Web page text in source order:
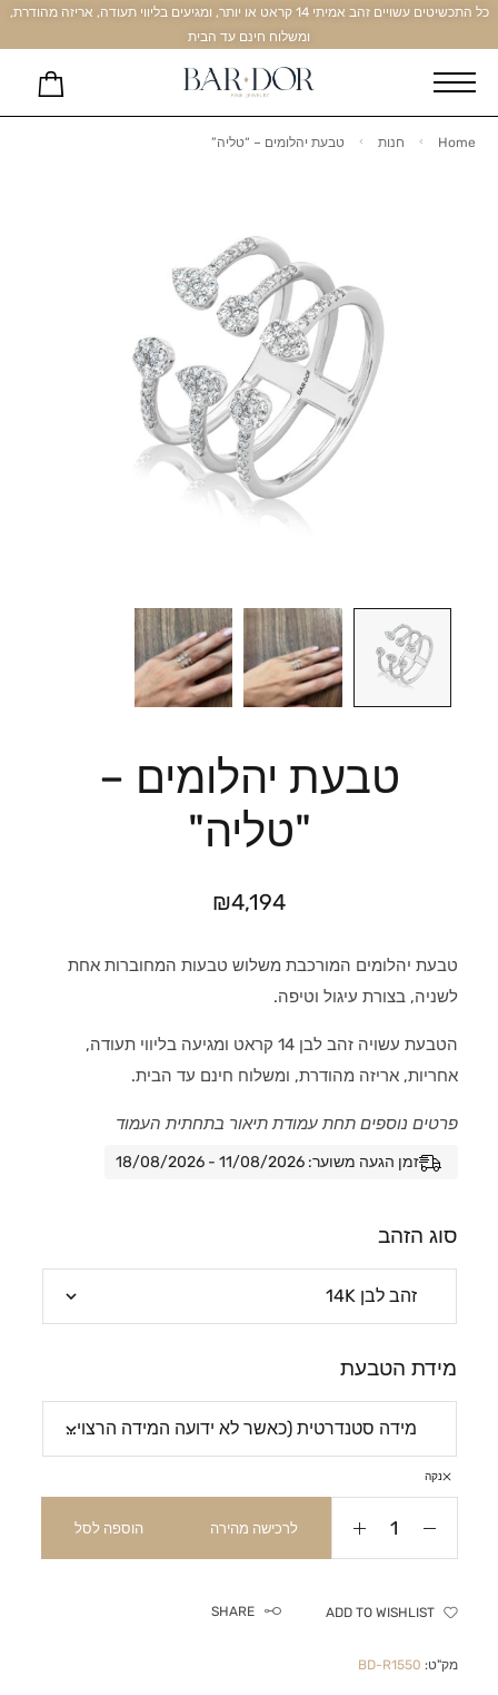
כל התכשיטים עשויים זהב אמיתי 14 קראט או יותר, ומגיעים בליווי תעודה, אריזה מהודרת,
ומשלוח חינם עד הבית
Home חנות טבעת יהלומים – “טליה”
טבעת יהלומים –
"טליה"
₪4,194
טבעת יהלומים המורכבת משלוש טבעות המחוברות אחת
לשניה, בצורת עיגול וטיפה.
הטבעת עשויה זהב לבן 14 קראט ומגיעה בליווי תעודה,
אחריות, אריזה מהודרת, ומשלוח חינם עד הבית.
פרטים נוספים תחת עמודת תיאור בתחתית העמוד
זמן הגעה משוער: 11/08/2026 - 18/08/2026
סוג הזהב
מידת הטבעת
נקה
לרכישה מהירה הוספה לסל
ADD TO WISHLIST
SHARE
מק"ט: BD-R1550